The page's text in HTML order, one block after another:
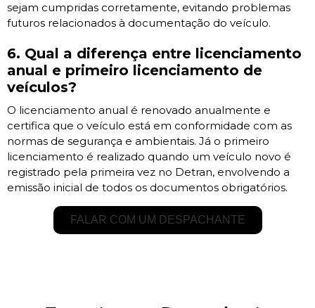
sejam cumpridas corretamente, evitando problemas
futuros relacionados à documentação do veículo.
6. Qual a diferença entre licenciamento
anual e primeiro licenciamento de
veículos?
O licenciamento anual é renovado anualmente e
certifica que o veículo está em conformidade com as
normas de segurança e ambientais. Já o primeiro
licenciamento é realizado quando um veículo novo é
registrado pela primeira vez no Detran, envolvendo a
emissão inicial de todos os documentos obrigatórios.
FALAR COM UM DESPACHANTE